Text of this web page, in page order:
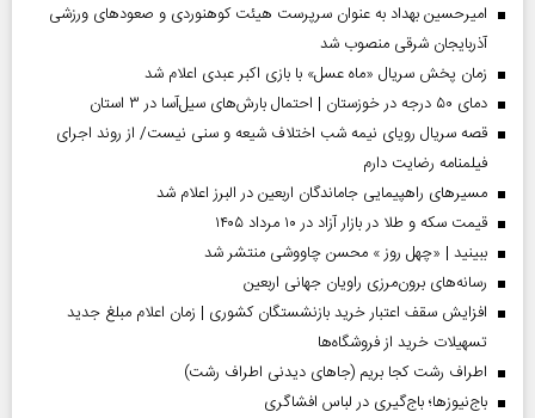
امیرحسین بهداد به عنوان سرپرست هیئت کوهنوردی و صعودهای ورزشی
آذربایجان شرقی منصوب شد
زمان پخش سریال «ماه عسل» با بازی اکبر عبدی اعلام شد
دمای ۵۰ درجه در خوزستان | احتمال بارش‌های سیل‌آسا در ۳ استان
قصه سریال رویای نیمه شب اختلاف شیعه و سنی نیست/ از روند اجرای
فیلمنامه رضایت دارم
مسیر‌های راهپیمایی جاماندگان اربعین در البرز اعلام شد
قیمت سکه و طلا در بازار آزاد در ۱۰ مرداد ۱۴۰۵
ببینید | «چهل روز » محسن چاووشی منتشر شد
رسانه‌های برون‌مرزی راویان جهانی اربعین
افزایش سقف اعتبار خرید بازنشستگان کشوری | زمان اعلام مبلغ جدید
تسهیلات خرید از فروشگاه‌ها
اطراف رشت کجا بریم (جاهای دیدنی اطراف رشت)
باج‌نیوزها؛ باج‌گیری در لباس افشاگری